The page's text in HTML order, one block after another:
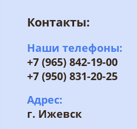
Контакты:
Наши телефоны:
+7 (965) 842-19-00
+7 (950) 831-20-25
Адрес:
г. Ижевск